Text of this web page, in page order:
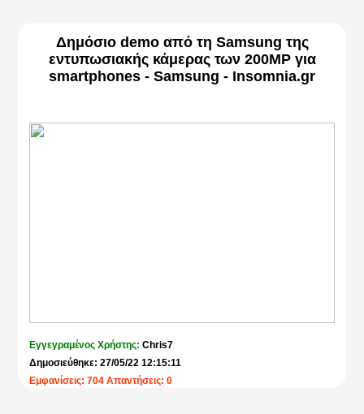
Δημόσιο demo από τη Samsung της
εντυπωσιακής κάμερας των 200MP για
smartphones - Samsung - Insomnia.gr
Εγγεγραμένος Χρήστης:Chris7
Δημοσιεύθηκε: 27/05/22 12:15:11
Εμφανίσεις: 704 Απαντήσεις: 0